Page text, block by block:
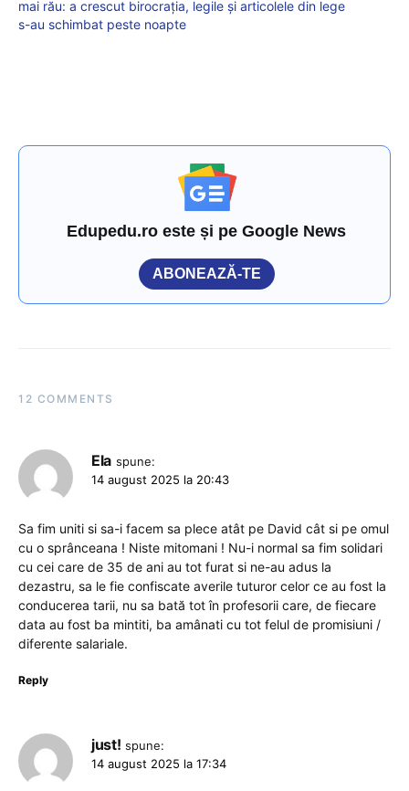
mai rău: a crescut birocrația, legile și articolele din lege
s-au schimbat peste noapte
Edupedu.ro este și pe Google News
ABONEAZĂ-TE
12 COMMENTS
Ela spune:
14 august 2025 la 20:43
Sa fim uniti si sa-i facem sa plece atât pe David cât si pe omul
cu o sprânceana ! Niste mitomani ! Nu-i normal sa fim solidari
cu cei care de 35 de ani au tot furat si ne-au adus la
dezastru, sa le fie confiscate averile tuturor celor ce au fost la
conducerea tarii, nu sa bată tot în profesorii care, de fiecare
data au fost ba mintiti, ba amânati cu tot felul de promisiuni /
diferente salariale.
Reply
just! spune:
14 august 2025 la 17:34